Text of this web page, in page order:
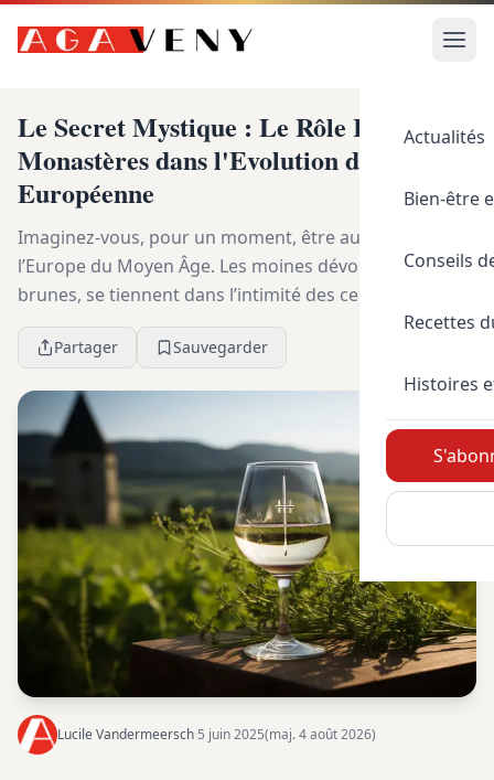
Actualités
Bien-être
Conseils
Recettes
Histoires
Le Secret Mystique : Le Rôle Inédit des
Monastères dans l'Evolution de la Bière
Européenne
Imaginez-vous, pour un moment, être au cœur de
l’Europe du Moyen Âge. Les moines dévoués, en robes
brunes, se tiennent dans l’intimité des celliers voûtés,
mélangeant des ingrédients et surveillant at...
Partager Sauvegarder
Lucile Vandermeersch·5 juin 2025(maj. 4 août 2026)